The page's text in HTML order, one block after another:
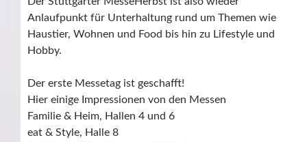
Anlaufpunkt für Unterhaltung rund um Themen wie
Haustier, Wohnen und Food bis hin zu Lifestyle und
Hobby.
Der erste Messetag ist geschafft!
Hier einige Impressionen von den Messen
Familie & Heim, Hallen 4 und 6
eat & Style, Halle 8